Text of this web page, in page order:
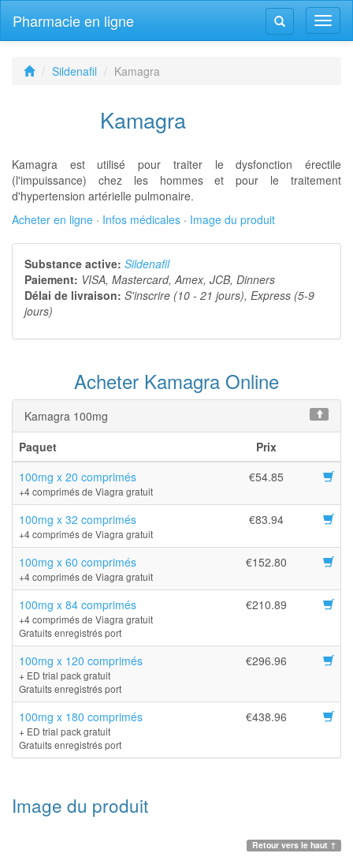
Navigation
bascule
Pharmacie en ligne
Sildenafil Kamagra
Kamagra
Kamagra est utilisé pour traiter le dysfonction érectile
(l'impuissance) chez les hommes et pour le traitement
d'hypertension artérielle pulmonaire.
Acheter en ligne · Infos médicales · Image du produit
Substance active: Sildenafil
Paiement: VISA, Mastercard, Amex, JCB, Dinners
Délai de livraison: S'inscrire (10 - 21 jours), Express (5-9
jours)
Acheter Kamagra Online
Kamagra 100mg
Paquet
Prix
100mg x 20 comprimés
+4 comprimés de Viagra gratuit
€54.85
100mg x 32 comprimés
+4 comprimés de Viagra gratuit
€83.94
100mg x 60 comprimés
+4 comprimés de Viagra gratuit
€152.80
100mg x 84 comprimés
+4 comprimés de Viagra gratuit
Gratuits enregistrés port
€210.89
100mg x 120 comprimés
+ ED trial pack gratuit
Gratuits enregistrés port
€296.96
100mg x 180 comprimés
+ ED trial pack gratuit
Gratuits enregistrés port
€438.96
Image du produit
Retour vers le haut ↑